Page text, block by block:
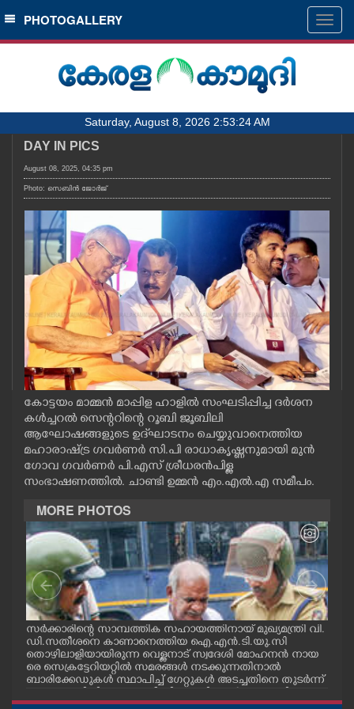
SECTIONS
HOME
NOTIFIED NEWS
KERALA
LOCAL
OBITUARY
NEWS 360
CASE DIARY
CINEMA
OPINION
PHOTOS
LIFESTYLE
SPIRITUAL
INFO+
PHOTOGALLERY
Saturday, August 8, 2026 2:53:24 AM
DAY IN PICS
August 08, 2025, 04:35 pm
Photo: സെബിൻ ജോർജ്
കോട്ടയം മാമ്മൻ മാപ്പിള ഹാളിൽ സംഘടിപ്പിച്ച ദർശന
കൾച്ചറൽ സെന്ററിന്റെ റൂബി ജൂബിലി
ആഘോഷങ്ങളുടെ ഉദ്‌ഘാടനം ചെയ്യുവാനെത്തിയ
മഹാരാഷ്ട്ര ഗവർണർ സി.പി രാധാകൃഷ്ണനുമായി മുൻ
ഗോവ ഗവർണർ പി.എസ് ശ്രീധരൻപിള്ള
സംഭാഷണത്തിൽ. ചാണ്ടി ഉമ്മൻ എം.എൽ.എ സമീപം.
MORE PHOTOS
സർക്കാരിന്റെ സാമ്പത്തിക സഹായത്തിനായ് മുഖ്യമന്ത്രി വി.
ഡി.സതീശനെ കാണാനെത്തിയ ഐ.എൻ.ടി.യു.സി
തൊഴിലാളിയായിരുന്ന വെള്ളനാട് സ്വദേശി മോഹനൻ നായ
രെ സെക്രട്ടേറിയറ്റിൽ സമരങ്ങൾ നടക്കുന്നതിനാൽ
ബാരിക്കേഡുകൾ സ്ഥാപിച്ച് ഗേറ്റുകൾ അടച്ചതിനെ തുടർന്ന്
പൊലീസ് ഉദ്യോഗസ്ഥർ. വാർദ്ധക്യ സഹജമായ അസുഖ